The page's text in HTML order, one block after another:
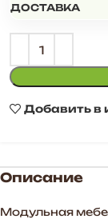
ДОСТАВКА
Добавить в
Описание
Модульная